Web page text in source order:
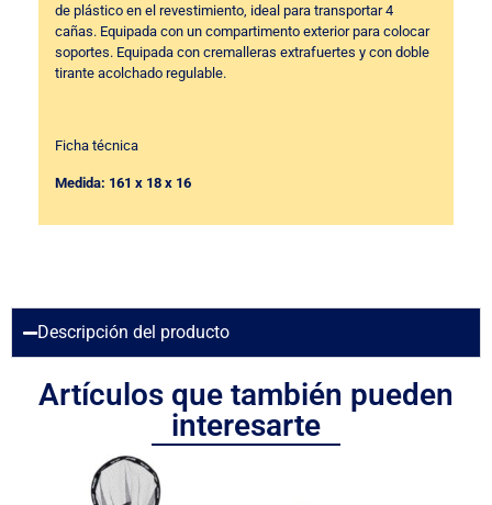
de plástico en el revestimiento, ideal para transportar 4
cañas. Equipada con un compartimento exterior para colocar
soportes. Equipada con cremalleras extrafuertes y con doble
tirante acolchado regulable.
Ficha técnica
Medida: 161 x 18 x 16
Descripción del producto
Artículos que también pueden
interesarte